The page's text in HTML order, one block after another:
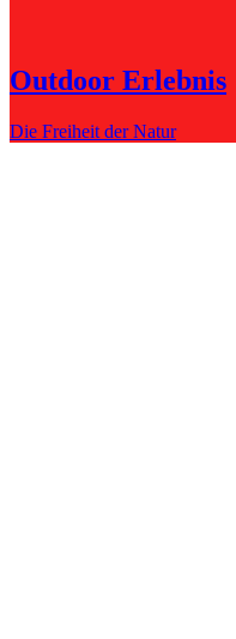
Outdoor Erlebnis
Die Freiheit der Natur